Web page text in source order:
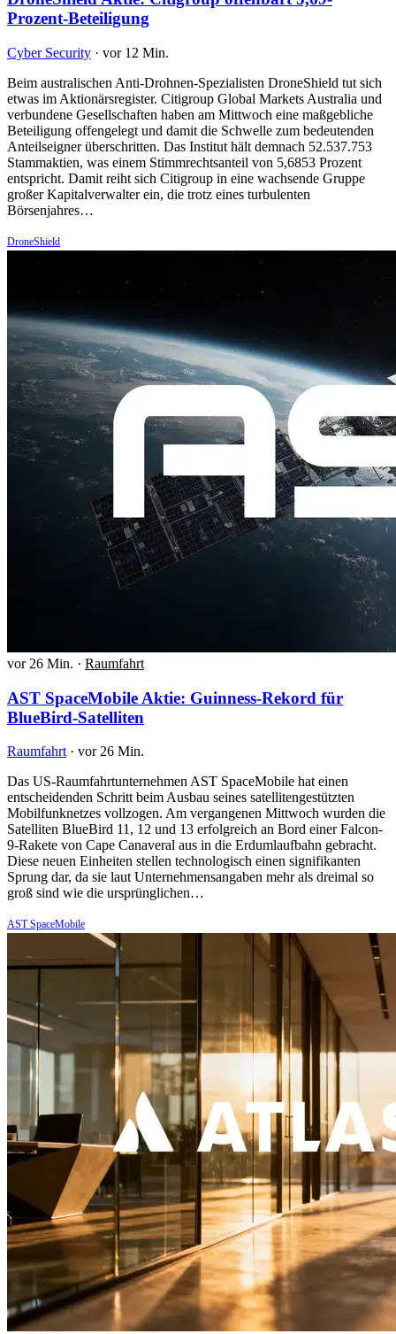
Prozent-Beteiligung
Cyber Security · vor 12 Min.
Beim australischen Anti-Drohnen-Spezialisten DroneShield tut sich
etwas im Aktionärsregister. Citigroup Global Markets Australia und
verbundene Gesellschaften haben am Mittwoch eine maßgebliche
Beteiligung offengelegt und damit die Schwelle zum bedeutenden
Anteilseigner überschritten. Das Institut hält demnach 52.537.753
Stammaktien, was einem Stimmrechtsanteil von 5,6853 Prozent
entspricht. Damit reiht sich Citigroup in eine wachsende Gruppe
großer Kapitalverwalter ein, die trotz eines turbulenten
Börsenjahres…
DroneShield
vor 26 Min. · Raumfahrt
AST SpaceMobile Aktie: Guinness-Rekord für
BlueBird-Satelliten
Raumfahrt · vor 26 Min.
Das US-Raumfahrtunternehmen AST SpaceMobile hat einen
entscheidenden Schritt beim Ausbau seines satellitengestützten
Mobilfunknetzes vollzogen. Am vergangenen Mittwoch wurden die
Satelliten BlueBird 11, 12 und 13 erfolgreich an Bord einer Falcon-
9-Rakete von Cape Canaveral aus in die Erdumlaufbahn gebracht.
Diese neuen Einheiten stellen technologisch einen signifikanten
Sprung dar, da sie laut Unternehmensangaben mehr als dreimal so
groß sind wie die ursprünglichen…
AST SpaceMobile